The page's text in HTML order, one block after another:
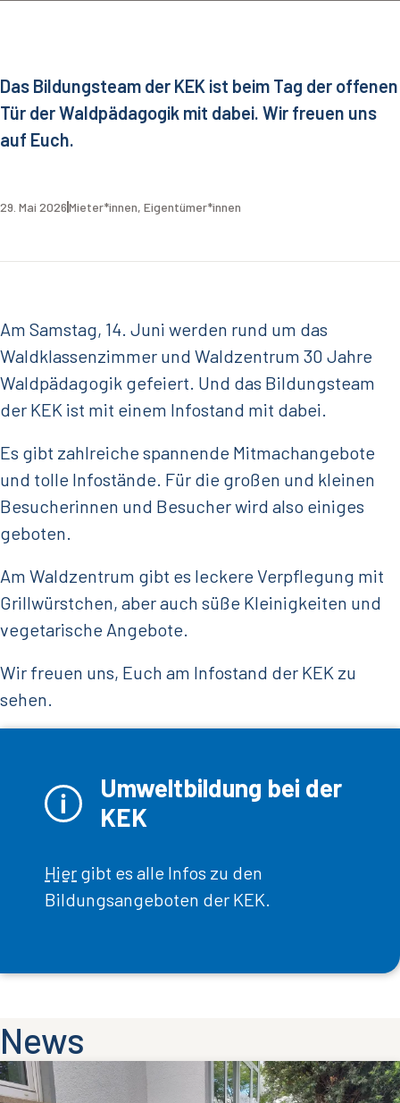
Das Bildungsteam der KEK ist beim Tag der offenen
Tür der Waldpädagogik mit dabei. Wir freuen uns
auf Euch.
29. Mai 2026Mieter*innen, Eigentümer*innen
Am Samstag, 14. Juni werden rund um das
Waldklassenzimmer und Waldzentrum 30 Jahre
Waldpädagogik gefeiert. Und das Bildungsteam
der KEK ist mit einem Infostand mit dabei.
Es gibt zahlreiche spannende Mitmachangebote
und tolle Infostände. Für die großen und kleinen
Besucherinnen und Besucher wird also einiges
geboten.
Am Waldzentrum gibt es leckere Verpflegung mit
Grillwürstchen, aber auch süße Kleinigkeiten und
vegetarische Angebote.
Wir freuen uns, Euch am Infostand der KEK zu
sehen.
Umweltbildung bei der
KEK
Hier gibt es alle Infos zu den
Bildungsangeboten der KEK.
News